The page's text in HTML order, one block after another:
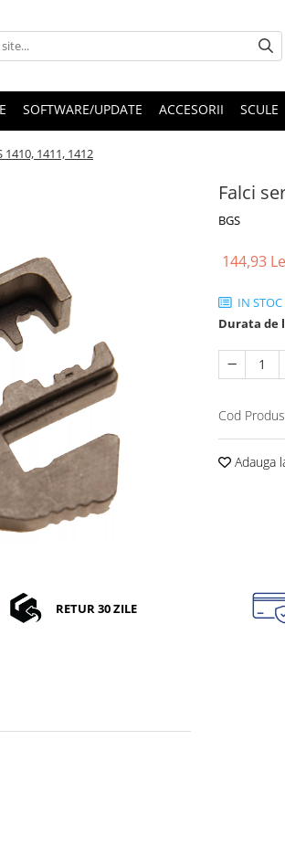
SOFTWARE/UPDATE ACCESORII SCULE
1411, 1412
Falci
BGS
144,93
IN
Durata de
Cod
Adauga
RETUR 30 ZILE